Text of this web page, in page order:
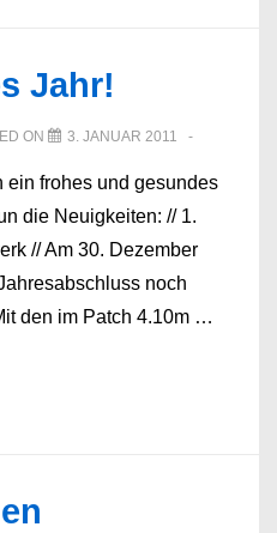
Jahr!
ON 3. JANUAR 2011
ein frohes und gesundes
die Neuigkeiten: // 1.
// Am 30. Dezember
noch
den im Patch 4.10m …